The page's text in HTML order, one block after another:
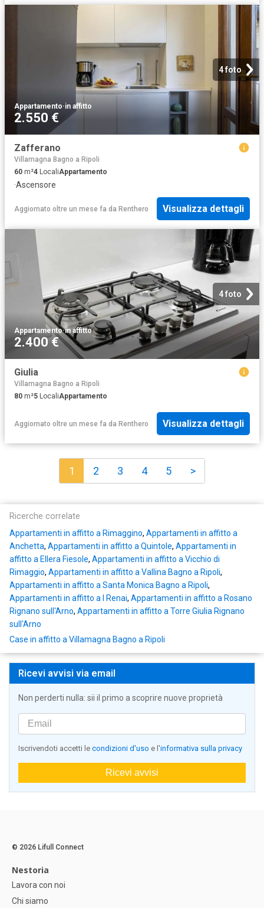
4 foto
Appartamento·in affitto
2.550 €
Zafferano
Villamagna Bagno a Ripoli
60 m²4 LocaliAppartamento
·Ascensore
Aggiornato oltre un mese fa da Renthero Visualizza dettagli
4 foto
Appartamento·in affitto
2.400 €
Giulia
Villamagna Bagno a Ripoli
80 m²5 LocaliAppartamento
Aggiornato oltre un mese fa da Renthero Visualizza dettagli
1 2 3 4 5 >
Ricerche correlate
Appartamenti in affitto a Rimaggino, Appartamenti in affitto a
Anchetta, Appartamenti in affitto a Quintole, Appartamenti in
affitto a Ellera Fiesole, Appartamenti in affitto a Vicchio di
Rimaggio, Appartamenti in affitto a Vallina Bagno a Ripoli,
Appartamenti in affitto a Santa Monica Bagno a Ripoli,
Appartamenti in affitto a I Renai, Appartamenti in affitto a Rosano
Rignano sull'Arno, Appartamenti in affitto a Torre Giulia Rignano
sull'Arno
Case in affitto a Villamagna Bagno a Ripoli
Ricevi avvisi via email
Non perderti nulla: sii il primo a scoprire nuove proprietà
Iscrivendoti accetti le condizioni d'uso e l'informativa sulla privacy
Ricevi avvisi
© 2026 Lifull Connect
Nestoria
Lavora con noi
Chi siamo